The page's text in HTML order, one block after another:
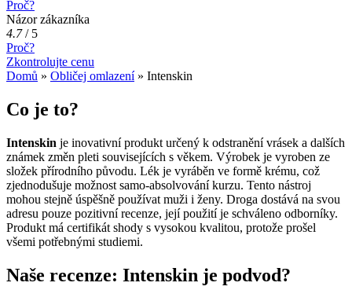
Proč?
Názor zákazníka
4.7/ 5
Proč?
Zkontrolujte cenu
Domů » Obličej omlazení» Intenskin
Co je to?
Intenskin je inovativní produkt určený k odstranění vrásek a dalších
známek změn pleti souvisejících s věkem. Výrobek je vyroben ze
složek přírodního původu. Lék je vyráběn ve formě krému, což
zjednodušuje možnost samo-absolvování kurzu. Tento nástroj
mohou stejně úspěšně používat muži i ženy. Droga dostává na svou
adresu pouze pozitivní recenze, její použití je schváleno odborníky.
Produkt má certifikát shody s vysokou kvalitou, protože prošel
všemi potřebnými studiemi.
Naše recenze: Intenskin je podvod?